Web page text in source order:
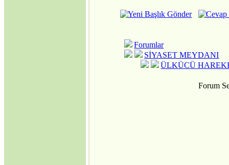
Forumlar
SİYASET MEYDANI
ÜLKÜCÜ
Forum